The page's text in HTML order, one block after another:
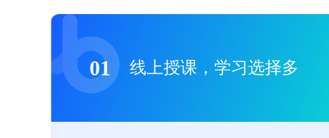
01 线上授课，学习选择多